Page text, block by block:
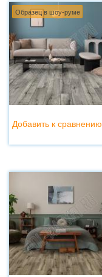
Образец в шоу-руме
Добавить к сравнению